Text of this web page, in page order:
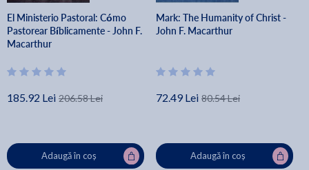
El Ministerio Pastoral: Cómo
Pastorear Bíblicamente - John F.
Macarthur
185.92 Lei 206.58 Lei
Adaugă în coș
Mark: The Humanity of Christ -
John F. Macarthur
72.49 Lei 80.54 Lei
Adaugă în coș